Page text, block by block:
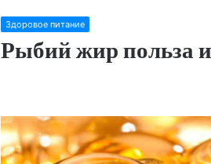
Здоровое питание
Рыбий жир польза